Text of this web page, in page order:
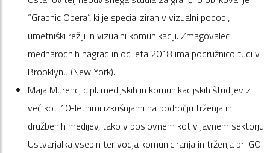
“Graphic Opera”, ki je specializiran v vizualni podobi,
umetniški režiji in vizualni komunikaciji. Zmagovalec
mednarodnih nagrad in od leta 2018 ima podružnico tudi v
Brooklynu (New York).
Maja Murenc, dipl. medijskih in komunikacijskih študijev z
več kot 10-letnimi izkušnjami na področju trženja in
družbenih medijev, tako v poslovnem kot v javnem sektorju.
Ustvarjalka vsebin ter vodja komuniciranja in trženja pri GO!